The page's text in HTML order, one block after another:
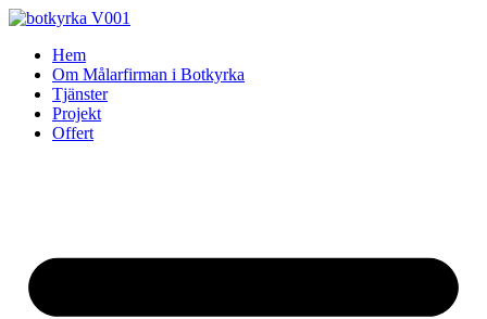
Skip
contentHem
Om Målarfirman i Botkyrka
Tjänster
Projekt
Offert